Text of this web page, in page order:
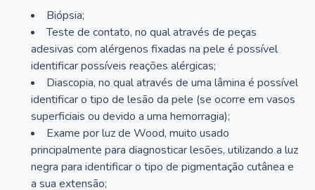
Biópsia;
Teste de contato, no qual através de peças
adesivas com alérgenos fixadas na pele é possível
identificar possíveis reações alérgicas;
Diascopia, no qual através de uma lâmina é possível
identificar o tipo de lesão da pele (se ocorre em vasos
superficiais ou devido a uma hemorragia);
Exame por luz de Wood, muito usado
principalmente para diagnosticar lesões, utilizando a luz
negra para identificar o tipo de pigmentação cutânea e
a sua extensão;